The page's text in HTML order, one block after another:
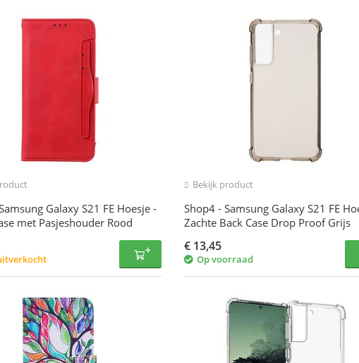
Galaxy S21 FE Hoesje -
met Pasjeshouder Rood
Bekijk product
Shop4 - Samsung Galaxy S21 FE
Zachte Back Case Drop Proof Grijs
€ 13,45
Op voorraad